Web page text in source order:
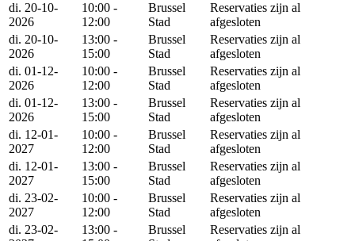
di. 20-10-
2026
10:00 -
12:00
Brussel
Stad
Reservaties zijn al
afgesloten
di. 20-10-
2026
13:00 -
15:00
Brussel
Stad
Reservaties zijn al
afgesloten
di. 01-12-
2026
10:00 -
12:00
Brussel
Stad
Reservaties zijn al
afgesloten
di. 01-12-
2026
13:00 -
15:00
Brussel
Stad
Reservaties zijn al
afgesloten
di. 12-01-
2027
10:00 -
12:00
Brussel
Stad
Reservaties zijn al
afgesloten
di. 12-01-
2027
13:00 -
15:00
Brussel
Stad
Reservaties zijn al
afgesloten
di. 23-02-
2027
10:00 -
12:00
Brussel
Stad
Reservaties zijn al
afgesloten
di. 23-02-
13:00 -
Brussel
Reservaties zijn al